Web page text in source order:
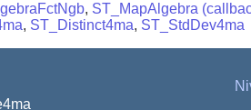
, ST_MapAlgebra
, ST_Distinct4ma, ST_StdDev4ma